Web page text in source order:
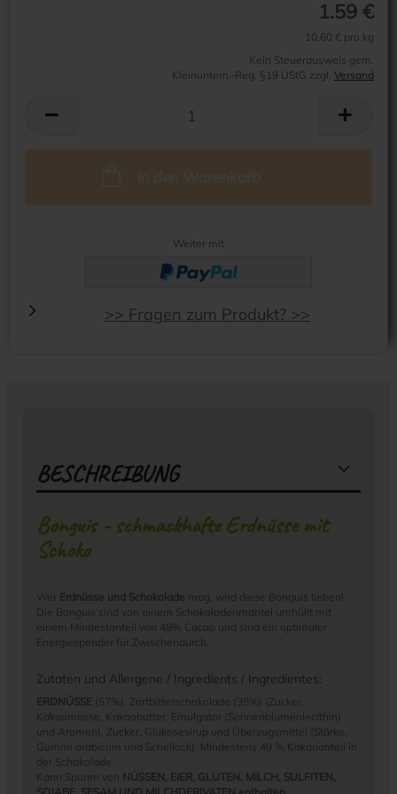
1.59 €
10.60 € pro kg
Kein Steuerausweis gem.
Kleinuntern.-Reg. §19 UStG zzgl. Versand
Weiter mit
>> Fragen zum Produkt? >>
BESCHREIBUNG
Bonguis - schmackhafte Erdnüsse mit
Schoko
Wer Erdnüsse und Schokolade mag, wird diese Bonguis lieben!
Die Bonguis sind von einem Schokoladenmantel umhüllt mit
einem Mindestanteil von 49% Cacao und sind ein optimaler
Energiespender für Zwischendurch.
Zutaten und Allergene / Ingredients / Ingredientes:
ERDNÜSSE (57%), Zartbitterschokolade (35%) (Zucker,
Kakaomasse, Kakaobutter, Emulgator (Sonnenblumenlecithin)
und Aromen), Zucker, Glukosesirup und Überzugsmittel (Stärke,
Gummi arabicum und Schellack). Mindestens 49 % Kakaoanteil in
der Schokolade.
Kann Spuren von NÜSSEN, EIER, GLUTEN, MILCH, SULFITEN,